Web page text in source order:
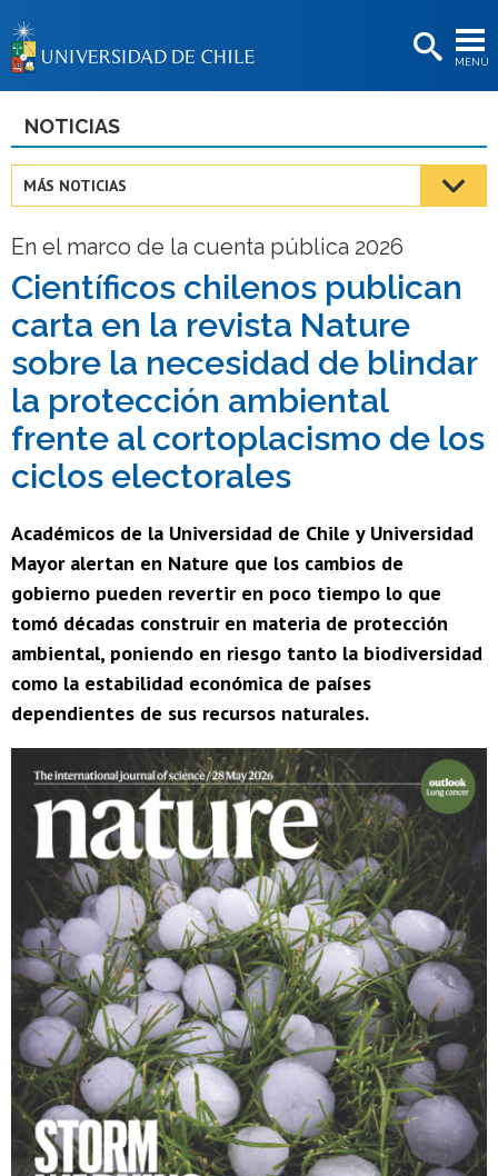
MENÚ
BIBLIOTECAS
Estudiantes
Académicas/os
Funcionarias/os
Egresadas/os
NOTICIAS
MÁS NOTICIAS
En el marco de la cuenta pública 2026
Científicos chilenos publican
carta en la revista Nature
sobre la necesidad de blindar
la protección ambiental
frente al cortoplacismo de los
ciclos electorales
Académicos de la Universidad de Chile y Universidad
Mayor alertan en Nature que los cambios de
gobierno pueden revertir en poco tiempo lo que
tomó décadas construir en materia de protección
ambiental, poniendo en riesgo tanto la biodiversidad
como la estabilidad económica de países
dependientes de sus recursos naturales.